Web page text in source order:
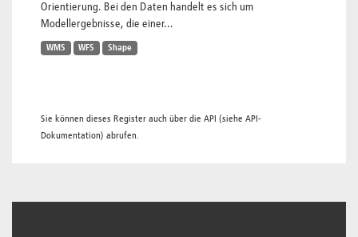
Orientierung. Bei den Daten handelt es sich um
Modellergebnisse, die einer...
WMS WFS Shape
Sie können dieses Register auch über die API (siehe API-
Dokumentation) abrufen.